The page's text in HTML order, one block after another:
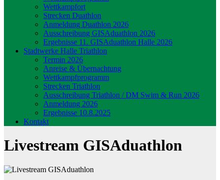
Wettkampfort
Strecken Duathlon
Anmeldung Duathlon 2026
Ausschreibung GISAduathlon 2026
Ergebnisse 11. GISAduathlon Halle 2026
Stadtwerke Halle Triathlon
Termin 2026
Anreise & Übernachtung
Wettkampfprogramm
Strecken Triathlon
Ausschreibung Triathlon / DM Swim & Run 2026
Anmeldung 2026
Ergebnisse 10.8.2025
Kontakt
Livestream GISAduathlon